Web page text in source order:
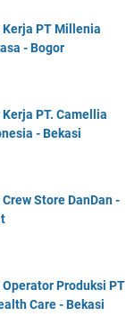
PT Millenia
- Bogor
PT. Camellia
- Bekasi
Store DanDan -
Produksi PT
Care - Bekasi